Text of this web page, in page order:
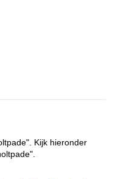
Kijk hieronder